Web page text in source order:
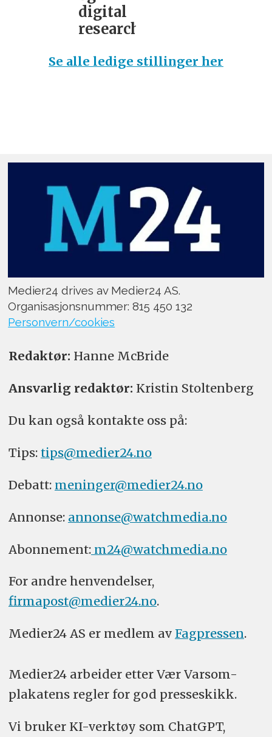
digital
research­
Se alle ledige stillinger her
Medier24 drives av Medier24 AS.
Organisasjonsnummer: 815 450 132
Personvern/cookies
Redaktør: Hanne McBride
Ansvarlig redaktør: Kristin Stoltenberg
Du kan også kontakte oss på:
Tips: tips@medier24.no
Debatt: meninger@medier24.no
Annonse: annonse@watchmedia.no
Abonnement:m24@watchmedia.no
For andre henvendelser,
firmapost@medier24.no.
Medier24 AS er medlem av Fagpressen.
Medier24 arbeider etter Vær Varsom-
plakatens regler for god presseskikk.
Vi bruker KI-verktøy som ChatGPT,